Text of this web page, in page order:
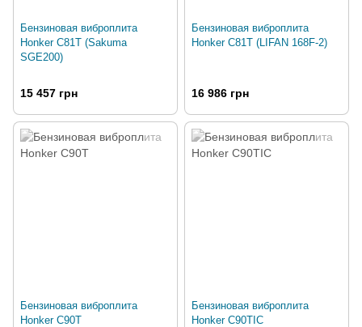
Бензиновая виброплита
Honker C81T (Sakuma
SGE200)
15 457 грн
Бензиновая виброплита
Honker C81T (LIFAN 168F-2)
16 986 грн
Бензиновая виброплита
Honker C90T
Бензиновая виброплита
Honker C90TIC